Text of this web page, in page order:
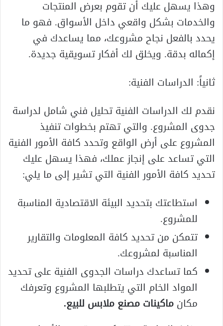
وهذا يسهل عليك أن تقوم بعرض المنتجات
والخدمات بشكل واقعي داخل الأسواق. فهو ما
يحدد بالفعل نجاح مشروعك، مما يساعدك في
إكماله بدقة. ويخلق لك أفكار تسويقية جديدة.
ثانياً: الدراسات الفنية:
نقدم لك الدراسات الفنية تحليل فني شامل لدراسة
جدوى المشروع. والتي تهتم بخطوات تنفيذ
المشروع على أرض الواقع وتحدد كافة الأمور الفنية
التي تساعد على إنجاز عملك، فهذا يسهل عليك
تحديد كافة الأمور الفنية التي تشير إلى ما يلي:
استطاعتك بتحديد البيئة الاقتصادية المناسبة
للمشروع.
تتمكن من تحديد كافة المعلومات والتقارير
المناسبة لمشروعك.
كما تساعدك دراسات الجدوى الفنية على تحديد
المواد الخام التي يتطلبها المشروع وتعرفك
مكانماكينات مصنع ملابس للبيع.